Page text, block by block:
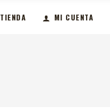
TIENDA MI CUENTA